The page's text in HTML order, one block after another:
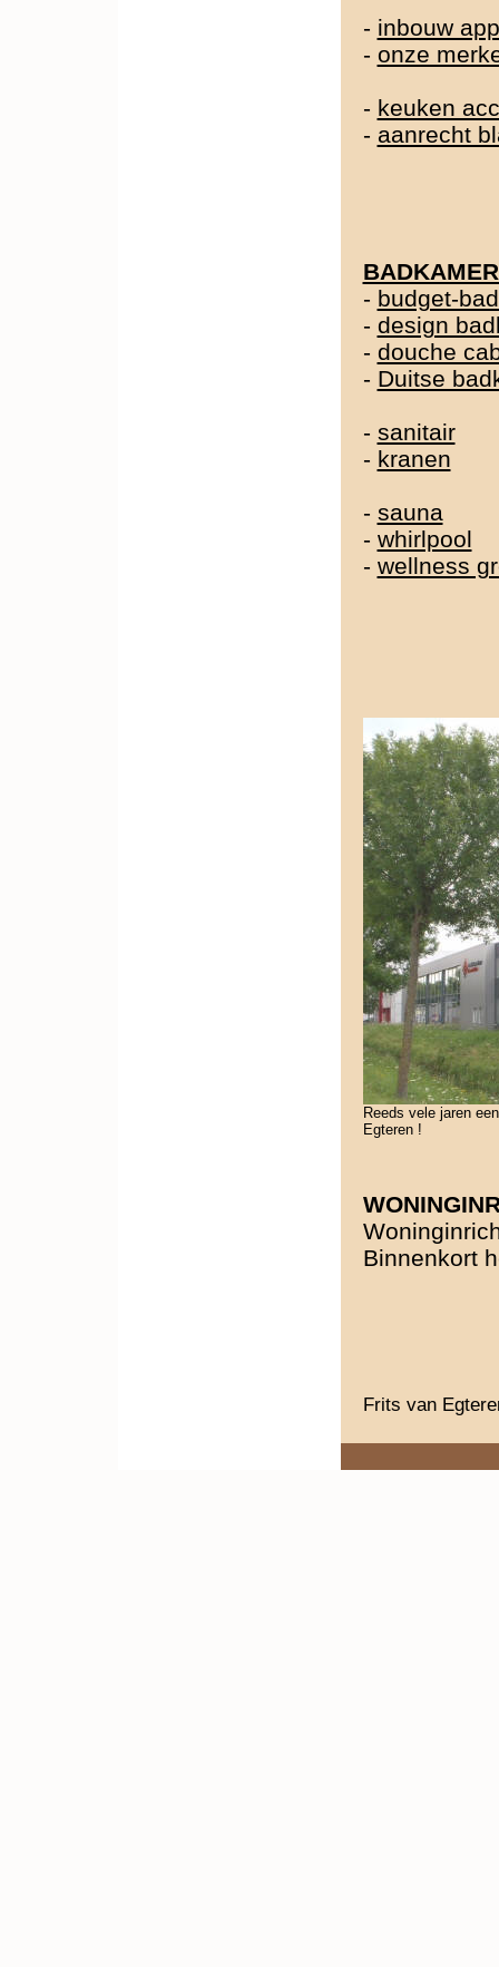
- inbouw
- onze
- keuken
- aanrecht
- budget-
- design
- douche
- Duitse
- sanitair
- kranen
- sauna
- whirlpool
- wellness
Reeds vele jaren
Egteren !
Binnenkort
Frits van